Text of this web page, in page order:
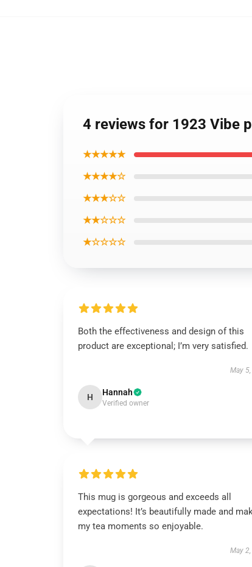
4 reviews for 1923 Vibe
★★★★★
★★★★☆
★★★☆☆
★★☆☆☆
★☆☆☆☆
Both the effectiveness and design of this
product are exceptional; I’m very satisfied.
May
H Hannah
Verified owner
This mug is gorgeous and exceeds all
expectations! It’s beautifully made and
my tea moments so enjoyable.
May